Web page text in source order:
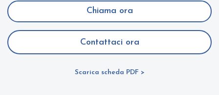
Chiama ora
Contattaci ora
Scarica scheda PDF >